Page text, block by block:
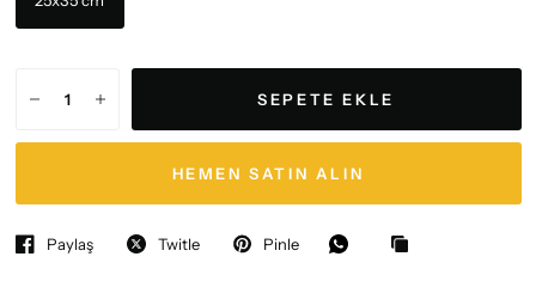
SEPETE EKLE
HEMEN SATIN ALIN
Paylaş Twitle Pinle